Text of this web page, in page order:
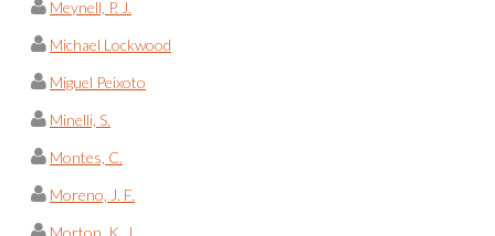
Meynell, P. J.
Michael Lockwood
Miguel Peixoto
Minelli, S.
Montes, C.
Moreno, J. F.
Morton, K. J.